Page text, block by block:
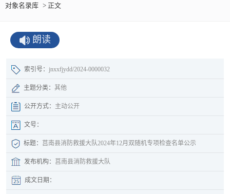
对象名录库 > 正文
朗读
索引号： jnxxfjydd/2024-0000032
主题分类： 其他
公开方式： 主动公开
文号：
标题： 莒南县消防救援大队2024年12月双随机专项检查名单公示
发布机构： 莒南县消防救援大队
成文日期：